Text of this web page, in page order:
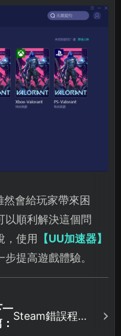
會給玩家帶來困
以順利解決這個問
，使用
【UU加速器】
提高遊戲體驗。
一
Steam錯誤程式